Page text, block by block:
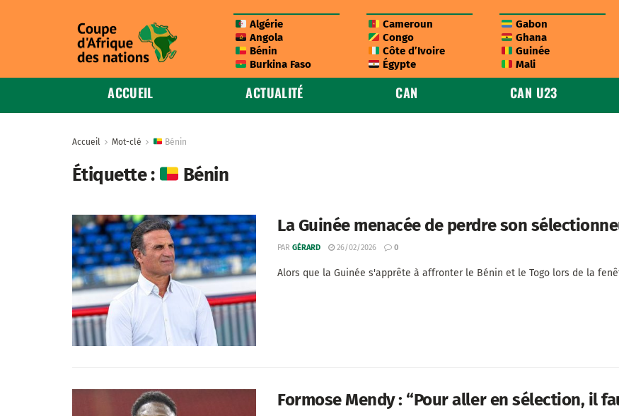
Algérie
Angola
Bénin
Burkina Faso
Cameroun
Congo
Côte d’Ivoire
Égypte
Gabon
Ghana
Guinée
Mali
ACCUEIL ACTUALITÉ CAN CAN U23
Accueil Mot-clé Bénin
Étiquette : Bénin
La Guinée menacée de perdre son
PAR GÉRARD 26/02/2026 0
Alors que la Guinée s'apprête à affronter le Bénin et le Togo lors de la
Formose Mendy : “Pour aller en sélection, il